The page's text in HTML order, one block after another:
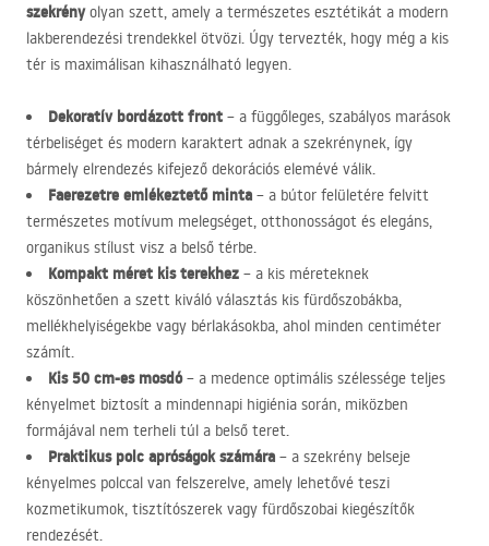
szekrényolyan szett, amely a természetes esztétikát a modern
lakberendezési trendekkel ötvözi. Úgy tervezték, hogy még a kis
tér is maximálisan kihasználható legyen.
Dekoratív bordázott front – a függőleges, szabályos marások
térbeliséget és modern karaktert adnak a szekrénynek, így
bármely elrendezés kifejező dekorációs elemévé válik.
Faerezetre emlékeztető minta – a bútor felületére felvitt
természetes motívum melegséget, otthonosságot és elegáns,
organikus stílust visz a belső térbe.
Kompakt méret kis terekhez – a kis méreteknek
köszönhetően a szett kiváló választás kis fürdőszobákba,
mellékhelyiségekbe vagy bérlakásokba, ahol minden centiméter
számít.
Kis 50 cm-es mosdó– a medence optimális szélessége teljes
kényelmet biztosít a mindennapi higiénia során, miközben
formájával nem terheli túl a belső teret.
Praktikus polc apróságok számára – a szekrény belseje
kényelmes polccal van felszerelve, amely lehetővé teszi
kozmetikumok, tisztítószerek vagy fürdőszobai kiegészítők
rendezését.